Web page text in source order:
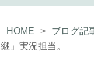
HOME > ブログ記
継」実況担当。